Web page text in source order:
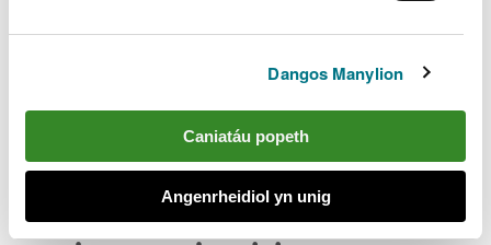
Dangos Manylion
Caniatáu popeth
Angenrheidiol yn unig
byddwch yn cysylltu â ni cyn eich ymweliad, gallwn
drefnu dehonglwr Iaith Arwyddion Prydain (BSL).
Edrychwch i weld sut igysylltu â ni.
Gwybodaeth dechnegol